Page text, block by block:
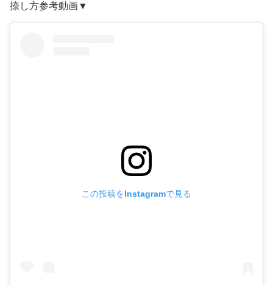
捺し方参考動画▼
この投稿をInstagramで見る